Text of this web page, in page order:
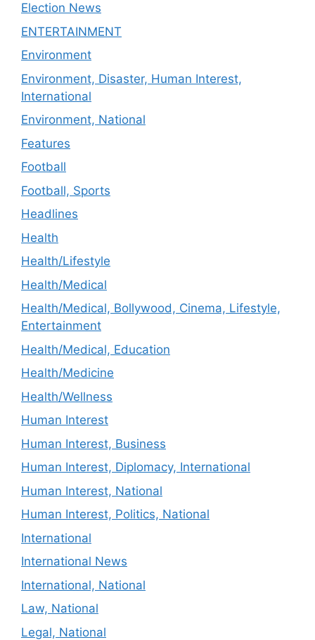
Election News
ENTERTAINMENT
Environment
Environment, Disaster, Human Interest,
International
Environment, National
Features
Football
Football, Sports
Headlines
Health
Health/Lifestyle
Health/Medical
Health/Medical, Bollywood, Cinema, Lifestyle,
Entertainment
Health/Medical, Education
Health/Medicine
Health/Wellness
Human Interest
Human Interest, Business
Human Interest, Diplomacy, International
Human Interest, National
Human Interest, Politics, National
International
International News
International, National
Law, National
Legal, National